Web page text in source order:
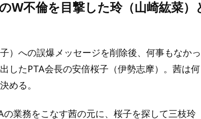
W不倫を目撃した玲（山崎紘菜）
）への誤爆メッセージを削除後、何事もなか
したPTA会長の安倍桜子（伊勢志摩）。茜は
める。
の業務をこなす茜の元に、桜子を探して三枝玲